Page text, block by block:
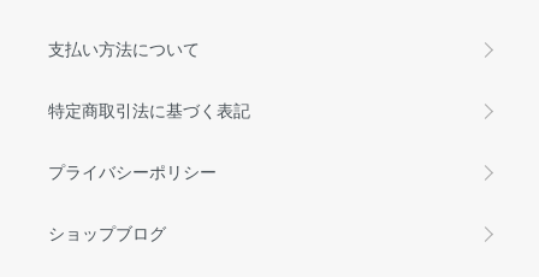
支払い方法について
特定商取引法に基づく表記
プライバシーポリシー
ショップブログ